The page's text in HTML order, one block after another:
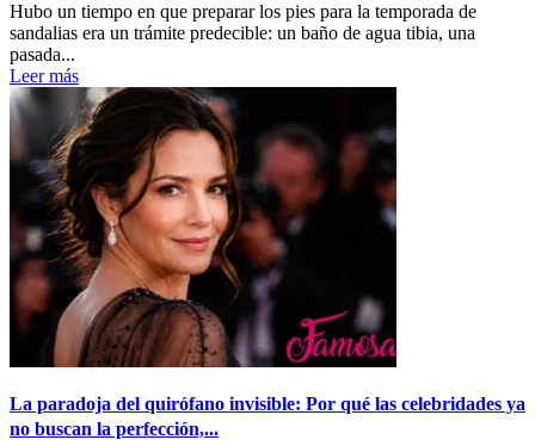
Hubo un tiempo en que preparar los pies para la temporada de
sandalias era un trámite predecible: un baño de agua tibia, una
pasada...
Leer más
La paradoja del quirófano invisible: Por qué las celebridades ya
no buscan la perfección,...